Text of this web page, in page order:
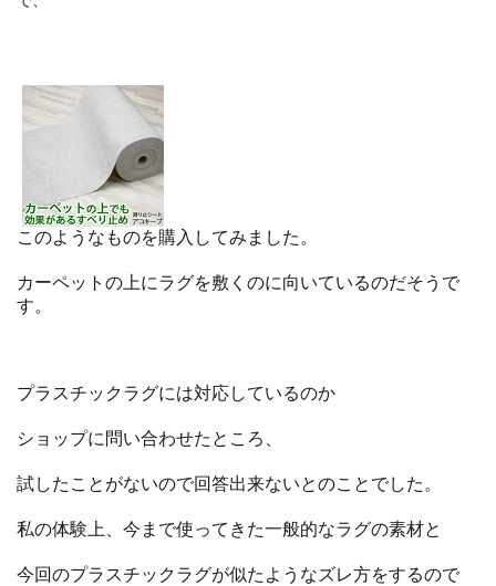
このようなものを購入してみました。
カーペットの上にラグを敷くのに向いているのだそうで
す。
プラスチックラグには対応しているのか
ショップに問い合わせたところ、
試したことがないので回答出来ないとのことでした。
私の体験上、今まで使ってきた一般的なラグの素材と
今回のプラスチックラグが似たようなズレ方をするので